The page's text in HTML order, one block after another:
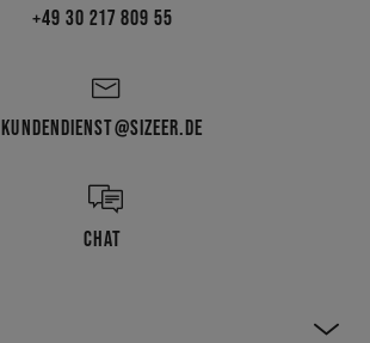
+49 30 217 809 55
KUNDENDIENST@SIZEER.DE
CHAT